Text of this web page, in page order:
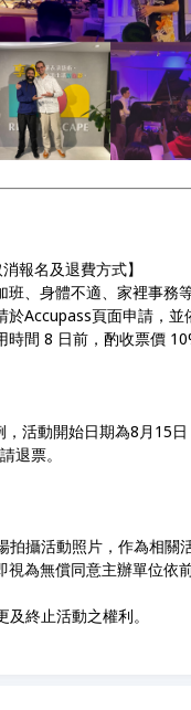
報名及退費方式】
班、身體不適、家裡事務
於Accupass頁面申請，並
時間 8 日前，酌收票價
，活動開始日期為8月15
退票。
拍攝活動照片，作為相關
視為無償同意主辦單位依
終止活動之權利。